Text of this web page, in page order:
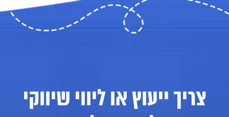
צריך ייעוץ או ליווי שיווקי